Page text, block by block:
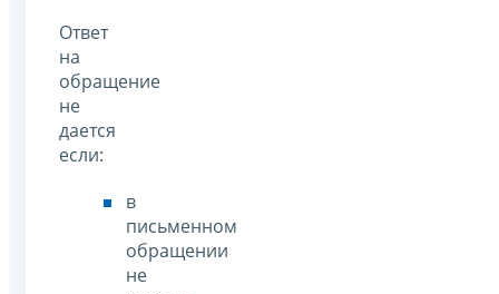
Ответ
на
обращение
не
дается
если:
в
письменном
обращении
не